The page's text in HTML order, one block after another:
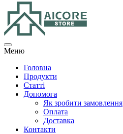
Меню
Головна
Продукти
Статтi
Допомога
Як зробити замовлення
Оплата
Доставка
Контакти